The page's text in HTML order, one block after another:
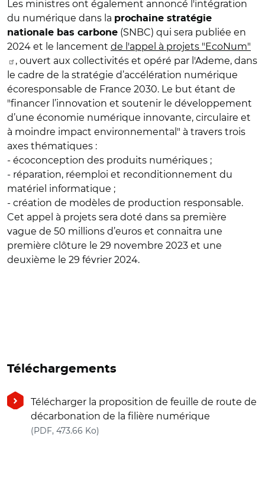
Les ministres ont également annoncé l'intégration
du numérique dans la prochaine stratégie
nationale bas carbone (SNBC) qui sera publiée en
2024 et le lancement de l'appel à projets "EcoNum"
, ouvert aux collectivités et opéré par l'Ademe, dans
le cadre de la stratégie d’accélération numérique
écoresponsable de France 2030. Le but étant de
"financer l’innovation et soutenir le développement
d’une économie numérique innovante, circulaire et
à moindre impact environnemental" à travers trois
axes thématiques :
- écoconception des produits numériques ;
- réparation, réemploi et reconditionnement du
matériel informatique ;
- création de modèles de production responsable.
Cet appel à projets sera doté dans sa première
vague de 50 millions d’euros et connaitra une
première clôture le 29 novembre 2023 et une
deuxième le 29 février 2024.
Téléchargements
Télécharger la proposition de feuille de route de
décarbonation de la filière numérique
(PDF, 473.66 Ko)